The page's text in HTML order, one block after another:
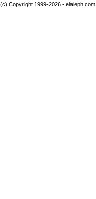
(c) Copyright 1999-2026 -